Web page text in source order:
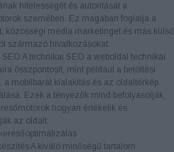
hitelességét és autoritását a
szemében. Ez magában foglalja a
közösségi média marketinget és más külső
származó hivatkozásokat.
SEO A technikai SEO a weboldal technikai
összpontosít, mint például a betöltési
a mobilbarát kialakítás és az oldaltérkép
Ezek a tényezők mind befolyásolják,
hogyan értékelik és
az oldalt.
A kiváló minőségű tartalom